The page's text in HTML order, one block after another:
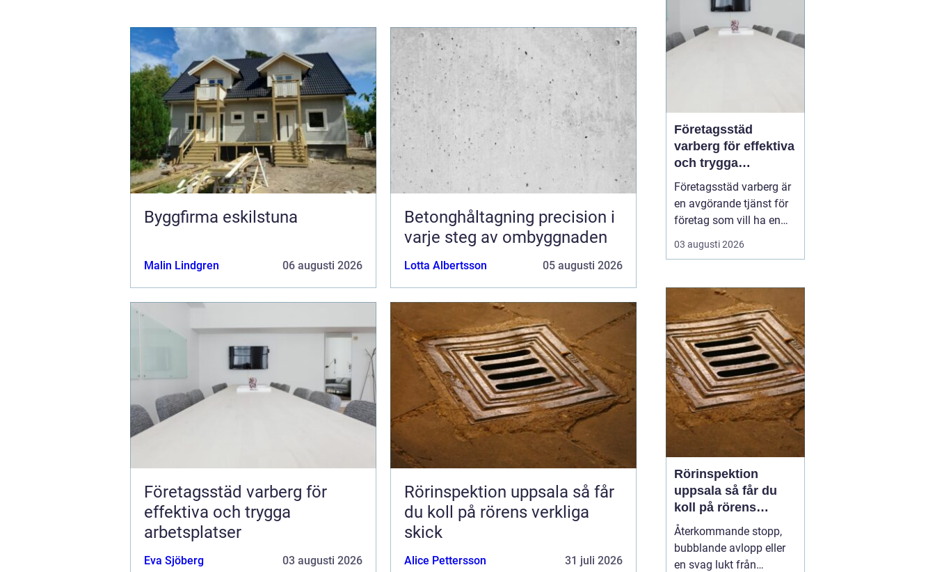
Byggfirma eskilstuna
Malin Lindgren 06 augusti 2026
Betonghåltagning precision i
varje steg av ombyggnaden
Lotta Albertsson 05 augusti 2026
Företagsstäd varberg för
effektiva och trygga
arbetsplatser
Eva Sjöberg 03 augusti 2026
Rörinspektion uppsala så får
du koll på rörens verkliga
skick
Alice Pettersson 31 juli 2026
Företagsstäd
varberg för effektiva
och trygga
arbetsplatser
Företagsstäd varberg är
en avgörande tjänst för
företag som vill ha en
ren, trygg och
professionell
välstädad lokal skapar
inte bara ett bättre
intryck för kunder och
samarbetspartners, utan
påverkar även
medarbetarnas fokus,
hälsa oc...
03 augusti 2026
Rörinspektion
uppsala så får du
koll på rörens
verkliga skick
Återkommande stopp,
bubblande avlopp eller
en svag lukt från